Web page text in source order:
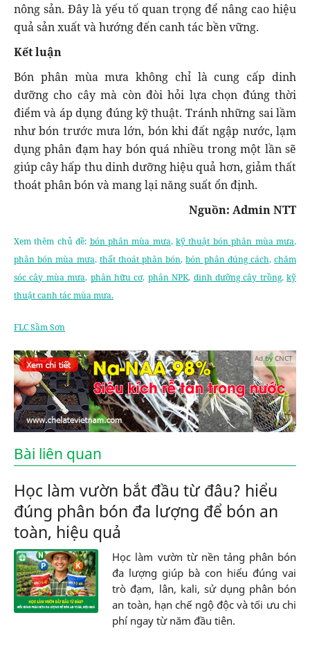
nông sản. Đây là yếu tố quan trọng để nâng cao hiệu
quả sản xuất và hướng đến canh tác bền vững.
Kết luận
Bón phân mùa mưa không chỉ là cung cấp dinh
dưỡng cho cây mà còn đòi hỏi lựa chọn đúng thời
điểm và áp dụng đúng kỹ thuật. Tránh những sai lầm
như bón trước mưa lớn, bón khi đất ngập nước, lạm
dụng phân đạm hay bón quá nhiều trong một lần sẽ
giúp cây hấp thu dinh dưỡng hiệu quả hơn, giảm thất
thoát phân bón và mang lại năng suất ổn định.
Nguồn: Admin NTT
Xem thêm chủ đề: bón phân mùa mưa,kỹ thuật bón phân mùa mưa,
phân bón mùa mưa, thất thoát phân bón,bón phân đúng cách,chăm
sóc cây mùa mưa, phân hữu cơ, phân NPK, dinh dưỡng cây trồng,kỹ
thuật canh tác mùa mưa.
FLC Sầm Sơn
Ad by CNCT
Bài liên quan
Học làm vườn bắt đầu từ đâu? hiểu
đúng phân bón đa lượng để bón an
toàn, hiệu quả
Học làm vườn từ nền tảng phân bón
đa lượng giúp bà con hiểu đúng vai
trò đạm, lân, kali, sử dụng phân bón
an toàn, hạn chế ngộ độc và tối ưu chi
phí ngay từ năm đầu tiên.